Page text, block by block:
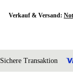
Verkauf & Versand:
Sichere Transaktion